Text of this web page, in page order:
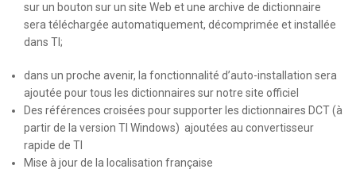
sur un bouton sur un site Web et une archive de dictionnaire
sera téléchargée automatiquement, décomprimée et installée
dans TI;
dans un proche avenir, la fonctionnalité d’auto-installation sera
ajoutée pour tous les dictionnaires sur notre site officiel
Des références croisées pour supporter les dictionnaires DCT (à
partir de la version TI Windows) ajoutées au convertisseur
rapide de TI
Mise à jour de la localisation française